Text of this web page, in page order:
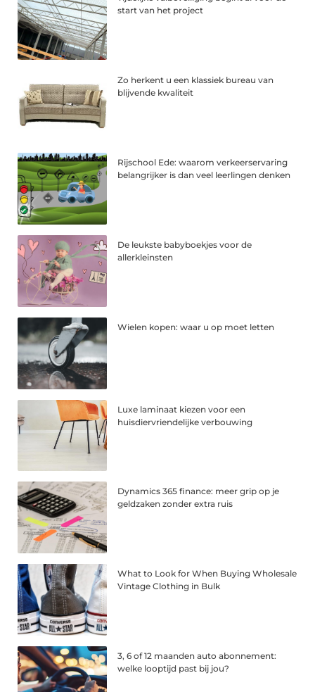
start van het project
Zo herkent u een klassiek bureau van
blijvende kwaliteit
Rijschool Ede: waarom verkeerservaring
belangrijker is dan veel leerlingen denken
De leukste babyboekjes voor de
allerkleinsten
Wielen kopen: waar u op moet letten
Luxe laminaat kiezen voor een
huisdiervriendelijke verbouwing
Dynamics 365 finance: meer grip op je
geldzaken zonder extra ruis
What to Look for When Buying Wholesale
Vintage Clothing in Bulk
3, 6 of 12 maanden auto abonnement:
welke looptijd past bij jou?